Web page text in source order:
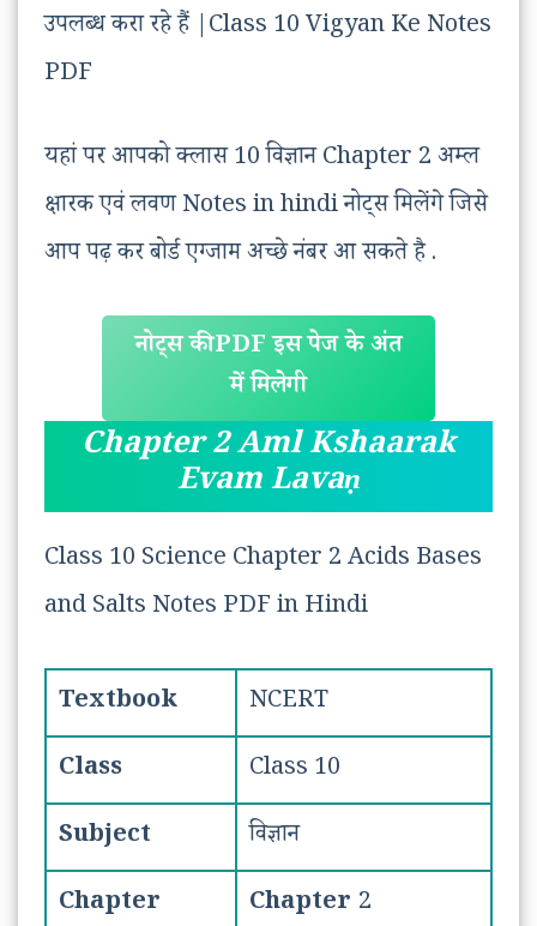
उपलब्ध करा रहे हैं |Class 10 Vigyan Ke Notes
PDF
यहां पर आपको क्लास 10 विज्ञान Chapter 2 अम्ल
क्षारक एवं लवण Notes in hindi नोट्स मिलेंगे जिसे
आप पढ़ कर बोर्ड एग्जाम अच्छे नंबर आ सकते है .
नोट्स की PDF इस पेज के अंत
में मिलेगी
Chapter 2 Aml Kshaarak
Evam Lavaṇ
Class 10 Science Chapter 2 Acids Bases
and Salts Notes PDF in Hindi
Textbook
NCERT
Class
Class 10
Subject
विज्ञान
Chapter
Chapter 2